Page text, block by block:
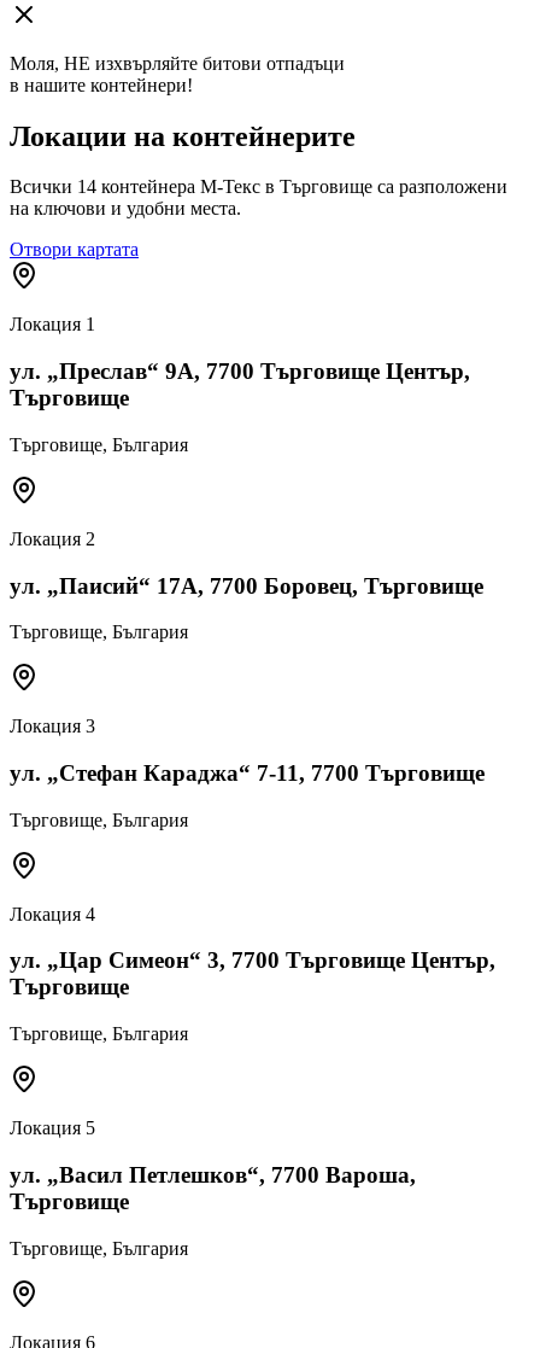
Моля, НЕ изхвърляйте битови отпадъци
в нашите контейнери!
Локации на контейнерите
Всички 14 контейнера М-Текс в Търговище са разположени
на ключови и удобни места.
Отвори картата
Локация 1
ул. „Преслав“ 9А, 7700 Търговище Център,
Търговище
Търговище, България
Локация 2
ул. „Паисий“ 17А, 7700 Боровец, Търговище
Търговище, България
Локация 3
ул. „Стефан Караджа“ 7-11, 7700 Търговище
Търговище, България
Локация 4
ул. „Цар Симеон“ 3, 7700 Търговище Център,
Търговище
Търговище, България
Локация 5
ул. „Васил Петлешков“, 7700 Вароша,
Търговище
Търговище, България
Локация 6